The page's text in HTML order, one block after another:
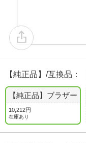
【純正品】/互換品 ：
【純正品】ブラザー
10,212円
在庫あり